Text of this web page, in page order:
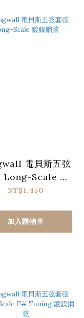
電貝斯五弦
Long-Scale 鍍
鎳鋼弦
NT$1,450
加入購物車